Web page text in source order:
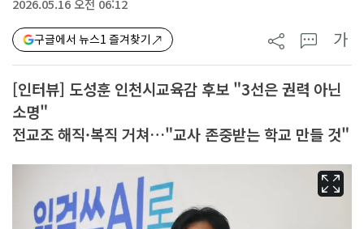
2026.05.16 오전 06:12
구글에서 뉴스1 즐겨찾기 가
[인터뷰] 도성훈 인천시교육감 후보 "3선은 권력 아닌
소명"
전교조 해직·복직 거쳐…"교사 존중받는 학교 만들 것"